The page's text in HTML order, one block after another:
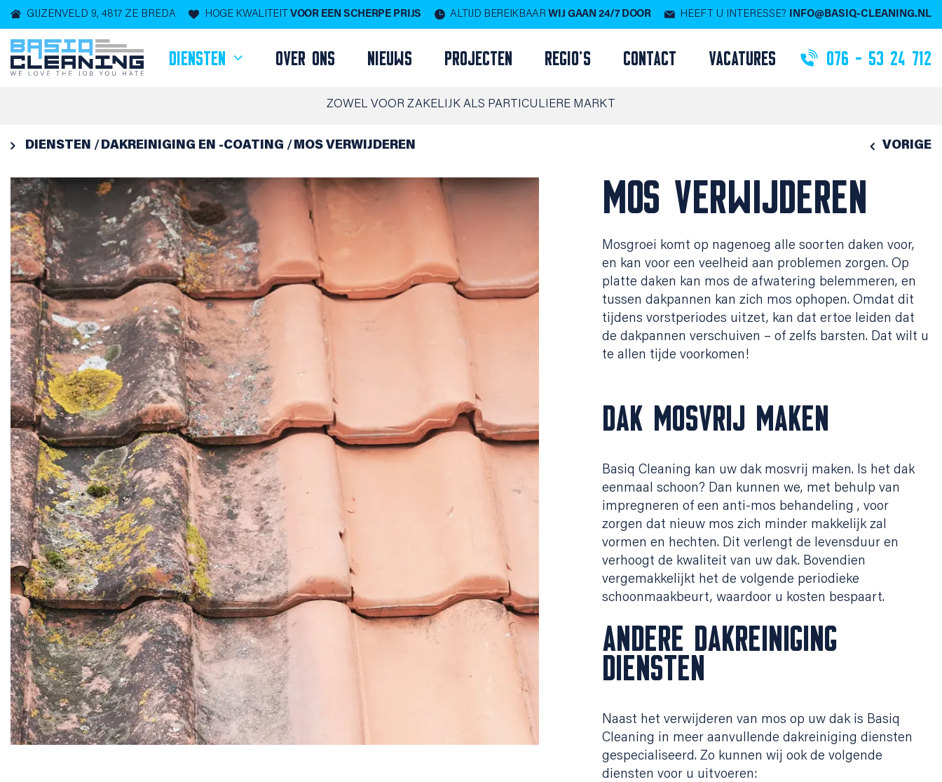
GIJZENVELD 9, 4817 ZE BREDA HOGE KWALITEITVOOR EEN SCHERPE PRIJS ALTIJD BEREIKBAARWIJ GAAN 24/7 DOOR HEEFT U INTERESSE? INFO@BASIQ-CLEANING.NL
DIENSTEN OVER ONS NIEUWS PROJECTEN REGIO'S CONTACT VACATURES 076 - 53 24 712
ZOWEL VOOR ZAKELIJK ALS PARTICULIERE MARKT
 DIENSTEN DAKREINIGING EN -COATING MOS VERWIJDEREN VORIGE
MOS VERWIJDEREN
Mosgroei komt op nagenoeg alle soorten daken voor,
en kan voor een veelheid aan problemen zorgen. Op
platte daken kan mos de afwatering belemmeren, en
tussen dakpannen kan zich mos ophopen. Omdat dit
tijdens vorstperiodes uitzet, kan dat ertoe leiden dat
de dakpannen verschuiven – of zelfs barsten. Dat wilt u
te allen tijde voorkomen!
DAK MOSVRIJ MAKEN
Basiq Cleaning kan uw dak mosvrij maken. Is het dak
eenmaal schoon? Dan kunnen we, met behulp van
impregneren of een anti-mos behandeling , voor
zorgen dat nieuw mos zich minder makkelijk zal
vormen en hechten. Dit verlengt de levensduur en
verhoogt de kwaliteit van uw dak. Bovendien
vergemakkelijkt het de volgende periodieke
schoonmaakbeurt, waardoor u kosten bespaart.
ANDERE DAKREINIGING
DIENSTEN
Naast het verwijderen van mos op uw dak is Basiq
Cleaning in meer aanvullende dakreiniging diensten
gespecialiseerd. Zo kunnen wij ook de volgende
diensten voor u uitvoeren: